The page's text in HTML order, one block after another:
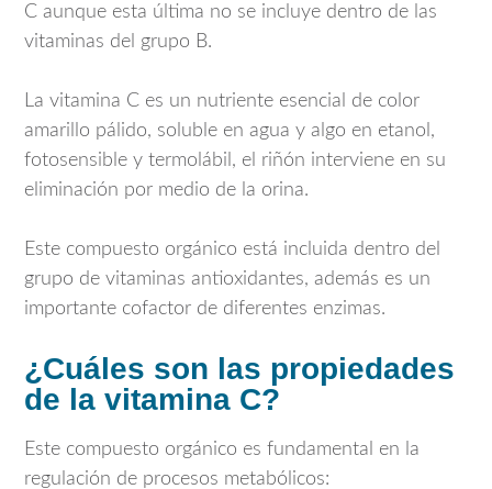
C aunque esta última no se incluye dentro de las
vitaminas del grupo B.
La vitamina C es un nutriente esencial de color
amarillo pálido, soluble en agua y algo en etanol,
fotosensible y termolábil, el riñón interviene en su
eliminación por medio de la orina.
Este compuesto orgánico está incluida dentro del
grupo de vitaminas antioxidantes, además es un
importante cofactor de diferentes enzimas.
¿Cuáles son las propiedades
de la vitamina C?
Este compuesto orgánico es fundamental en la
regulación de procesos metabólicos: